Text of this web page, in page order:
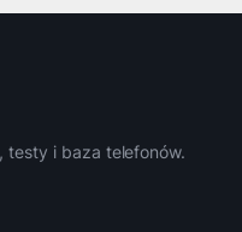
i baza telefonów.